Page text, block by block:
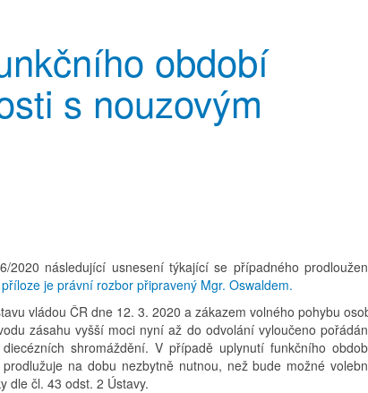
období
s nouzovým
následující usnesení týkající se případného
je právní rozbor připravený Mgr. Oswaldem.
vládou ČR dne 12. 3. 2020 a zákazem volného pohybu
zásahu vyšší moci nyní až do odvolání vyloučeno
shromáždění. V případě uplynutí funkčního
na dobu nezbytně nutnou, než bude možné
dle čl. 43 odst. 2 Ústavy.